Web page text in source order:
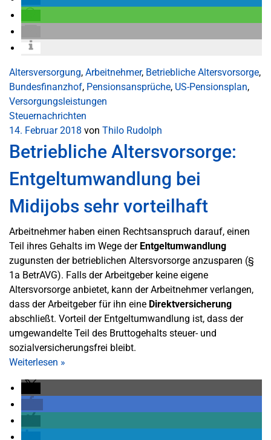
Altersversorgung, Arbeitnehmer, Betriebliche Altersvorsorge,
Bundesfinanzhof, Pensionsansprüche, US-Pensionsplan,
Versorgungsleistungen
Steuernachrichten
14. Februar 2018 von Thilo Rudolph
Betriebliche Altersvorsorge:
Entgeltumwandlung bei
Midijobs sehr vorteilhaft
Arbeitnehmer haben einen Rechtsanspruch darauf, einen
Teil ihres Gehalts im Wege der Entgeltumwandlung
zugunsten der betrieblichen Altersvorsorge anzusparen (§
1a BetrAVG). Falls der Arbeitgeber keine eigene
Altersvorsorge anbietet, kann der Arbeitnehmer verlangen,
dass der Arbeitgeber für ihn eine Direktversicherung
abschließt. Vorteil der Entgeltumwandlung ist, dass der
umgewandelte Teil des Bruttogehalts steuer- und
sozialversicherungsfrei bleibt.
Weiterlesen »